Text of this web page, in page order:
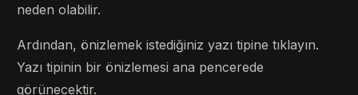
neden olabilir.
Ardından, önizlemek istediğiniz yazı tipine tıklayın.
Yazı tipinin bir önizlemesi ana pencerede
görünecektir.